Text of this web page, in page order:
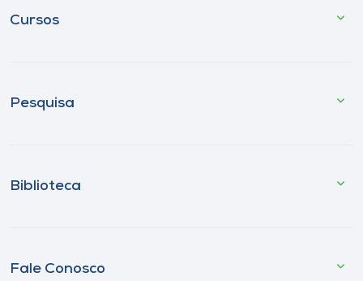
Cursos
Pesquisa
Biblioteca
Fale Conosco